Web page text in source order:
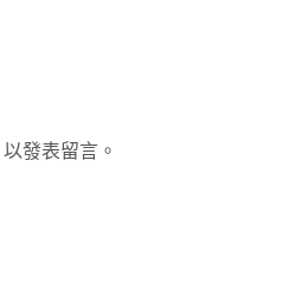
以發表留言。